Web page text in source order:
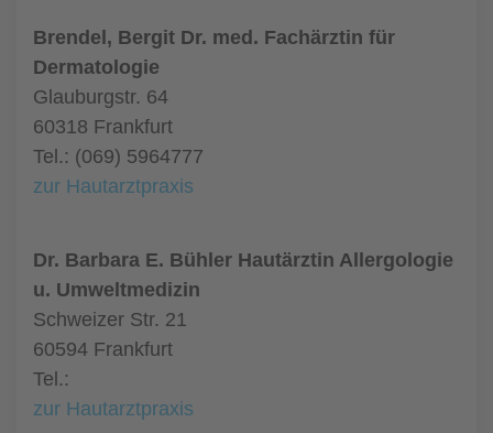
Brendel, Bergit Dr. med. Fachärztin für
Dermatologie
Glauburgstr. 64
60318 Frankfurt
Tel.: (069) 5964777
zur Hautarztpraxis
Dr. Barbara E. Bühler Hautärztin Allergologie
u. Umweltmedizin
Schweizer Str. 21
60594 Frankfurt
Tel.:
zur Hautarztpraxis